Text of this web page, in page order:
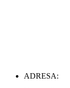
ADRESA: